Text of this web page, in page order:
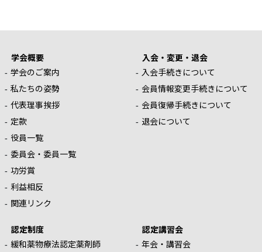
学会概要
学会のご案内
私たちの姿勢
代表理事挨拶
定款
役員一覧
委員会・委員一覧
功労賞
利益相反
関連リンク
入会・変更・退会
入会手続きについて
会員情報変更手続きについて
会員復帰手続きについて
退会について
認定制度
緩和薬物療法認定薬剤師
認定講習会
年会・講習会